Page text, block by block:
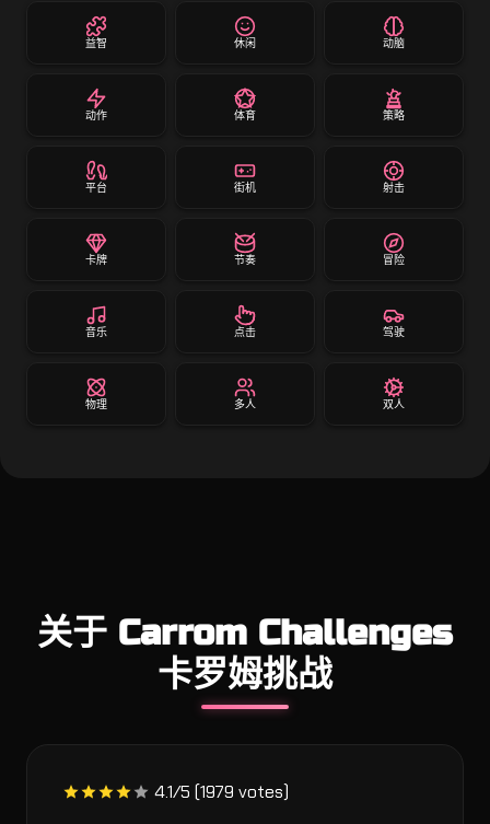
益智 休闲 动脑
动作 体育 策略
平台 街机 射击
卡牌 节奏 冒险
音乐 点击 驾驶
物理 多人 双人
关于 Carrom Challenges
卡罗姆挑战
4.1/5 (1979 votes)